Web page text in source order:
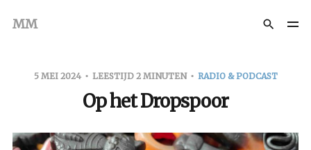
MM
5 MEI 2024 LEESTIJD 2 MINUTEN RADIO & PODCAST
Op het Dropspoor